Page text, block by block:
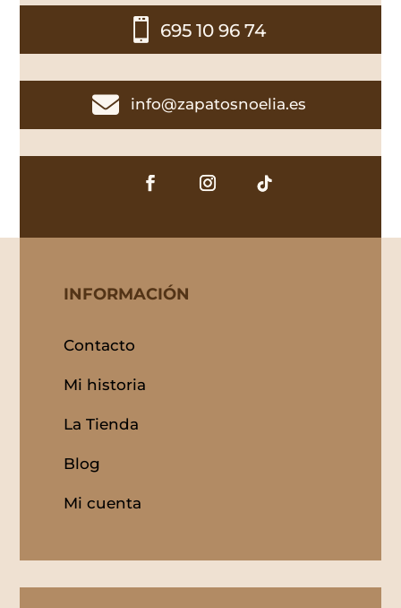
 695 10 96 74
 info@zapatosnoelia.es
INFORMACIÓN
Contacto
Mi historia
La Tienda
Blog
Mi cuenta